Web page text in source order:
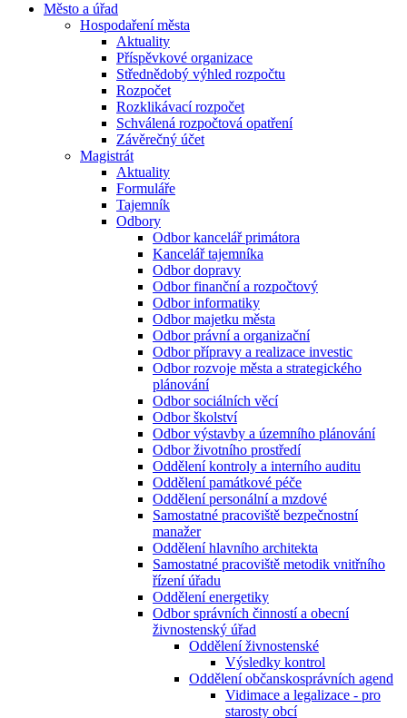
Město a úřad
Hospodaření města
Aktuality
Příspěvkové organizace
Střednědobý výhled rozpočtu
Rozpočet
Rozklikávací rozpočet
Schválená rozpočtová opatření
Závěrečný účet
Magistrát
Aktuality
Formuláře
Tajemník
Odbory
Odbor kancelář primátora
Kancelář tajemníka
Odbor dopravy
Odbor finanční a rozpočtový
Odbor informatiky
Odbor majetku města
Odbor právní a organizační
Odbor přípravy a realizace investic
Odbor rozvoje města a strategického
plánování
Odbor sociálních věcí
Odbor školství
Odbor výstavby a územního plánování
Odbor životního prostředí
Oddělení kontroly a interního auditu
Oddělení památkové péče
Oddělení personální a mzdové
Samostatné pracoviště bezpečnostní
manažer
Oddělení hlavního architekta
Samostatné pracoviště metodik vnitřního
řízení úřadu
Oddělení energetiky
Odbor správních činností a obecní
živnostenský úřad
Oddělení živnostenské
Výsledky kontrol
Oddělení občanskosprávních agend
Vidimace a legalizace - pro
starosty obcí